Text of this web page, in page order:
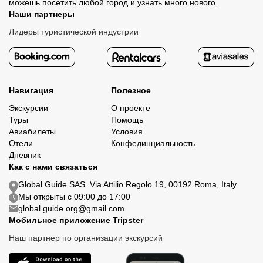
можешь посетить любой город и узнать много нового.
Наши партнеры
Лидеры туристической индустрии
Навигация
Экскурсии
Туры
Авиабилеты
Отели
Дневник
Полезное
О проекте
Помощь
Условия
Конфединциальность
Как с нами связаться
Global Guide SAS. Via Attilio Regolo 19, 00192 Roma, Italy
Мы открыты с 09:00 до 17:00
global.guide.org@gmail.com
Мобильное приложение Tripster
Наш партнер по организации экскурсий